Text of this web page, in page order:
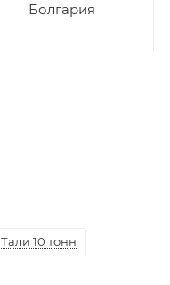
Болгария
Тали 10 тонн